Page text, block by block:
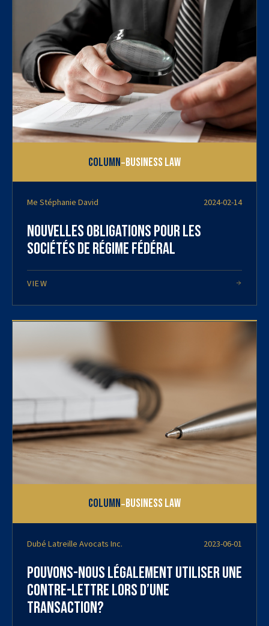
Column-Business Law
Me Stéphanie David 2024-02-14
Nouvelles obligations pour les
sociétés de régime fédéral
VIEW
Column-Business Law
Dubé Latreille Avocats Inc. 2023-06-01
Pouvons-nous légalement utiliser une
contre-lettre lors d’une
transaction?